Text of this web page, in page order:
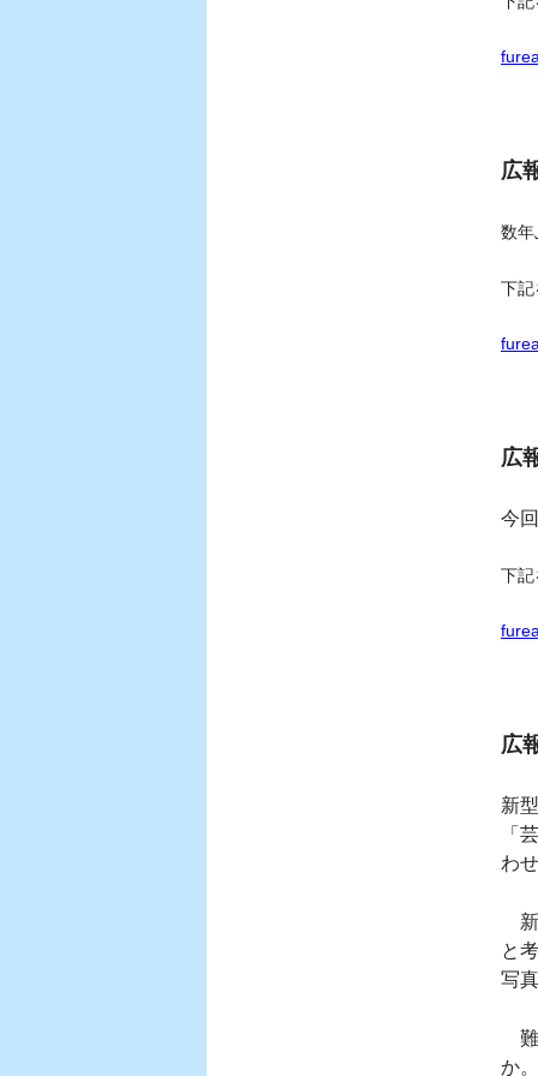
広
数年
下記
広
今
下記
広
新
「
わ
新
と
写
難
か。